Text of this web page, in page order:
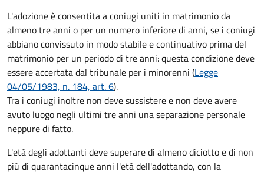
L'adozione è consentita a coniugi uniti in matrimonio da
almeno tre anni o per un numero inferiore di anni, se i coniugi
abbiano convissuto in modo stabile e continuativo prima del
matrimonio per un periodo di tre anni: questa condizione deve
essere accertata dal tribunale per i minorenni (Legge
04/05/1983, n. 184, art. 6).
Tra i coniugi inoltre non deve sussistere e non deve avere
avuto luogo negli ultimi tre anni una separazione personale
neppure di fatto.
L'età degli adottanti deve superare di almeno diciotto e di non
più di quarantacinque anni l'età dell'adottando, con la